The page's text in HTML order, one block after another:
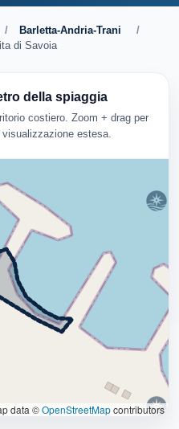
/ Barletta-Andria-Trani
/
di Savoia
della spiaggia
costiero. Zoom + drag per
estesa.
data ©OpenStreetMapcontributors